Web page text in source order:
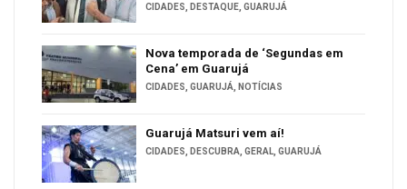
CIDADES DESTAQUE GUARUJÁ
Nova temporada de ‘Segundas em
Cena’ em Guarujá
CIDADES GUARUJÁ NOTÍCIAS
Guarujá Matsuri vem aí!
CIDADES DESCUBRA GERAL GUARUJÁ